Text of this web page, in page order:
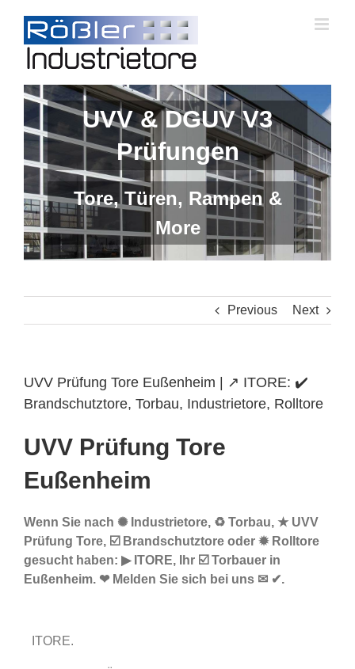
content
UVV & DGUV V3
Prüfungen
Tore, Türen, Rampen &
More
Previous Next
UVV Prüfung Tore Eußenheim | ↗️ ITORE: ✔️
Brandschutztore, Torbau, Industrietore, Rolltore
UVV Prüfung Tore
Eußenheim
Wenn Sie nach ✺ Industrietore, ♻ Torbau, ★ UVV
Prüfung Tore, ☑️ Brandschutztore oder ✹ Rolltore
gesucht haben: ▶︎ ITORE, Ihr ☑️ Torbauer in
Eußenheim. ❤ Melden Sie sich bei uns ✉ ✔.
ITORE.